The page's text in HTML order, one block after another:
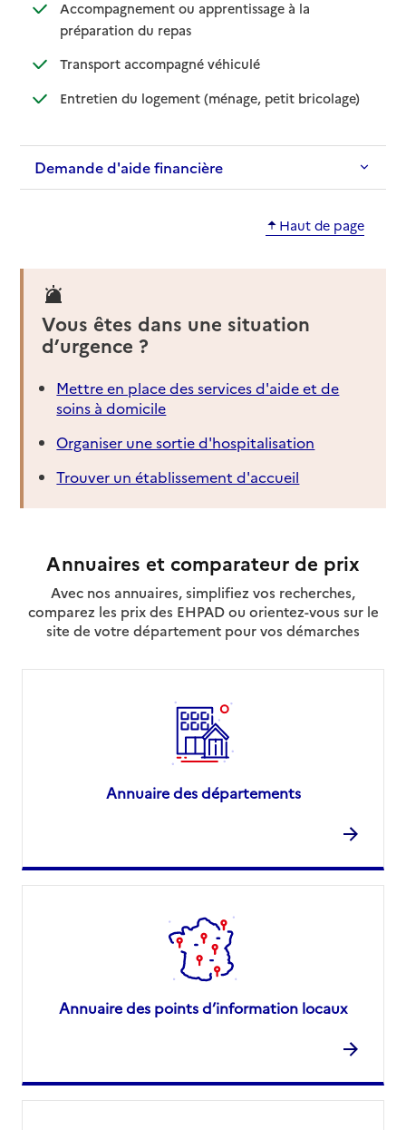
Accompagnement ou apprentissage à la
préparation du repas: disponible
: non disponible
Transport accompagné véhiculé: disponible
: non disponible
Entretien du logement (ménage, petit bricolage): disponible
: non
Demande d'aide financière
Haut de page
Vous êtes dans une situation
d’urgence ?
Mettre en place des services d'aide et de
soins à domicile
Organiser une sortie d'hospitalisation
Trouver un établissement d'accueil
Annuaires et comparateur de prix
Avec nos annuaires, simplifiez vos recherches,
comparez les prix des EHPAD ou orientez-vous sur le
site de votre département pour vos démarches
Annuaire des départements
Annuaire des points d’information locaux